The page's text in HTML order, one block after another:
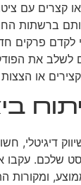
קצרים עם
ברשתות
לקדם פרקים
לשלב את
או
דיגיטלי,
שלכם.